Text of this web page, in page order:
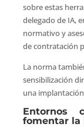
sobre estas
delegado de IA,
normativo y
de contratación
La norma
sensibilización
una
Entornos
fomentar la